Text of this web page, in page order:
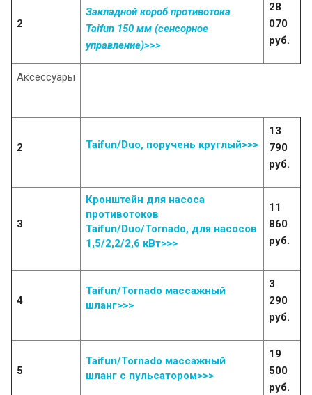
2
Закладной короб противотока
Taifun 150 мм (сенсорное
управление)>>>
28
070
руб.
Аксессуары
2 Taifun/Duo, поручень круглый>>>
13
790
руб.
3
Кронштейн для насоса
противотоков
Taifun/Duo/Tornado, для насосов
1,5/2,2/2,6 кВт>>>
11
860
руб.
4
Taifun/Tornado массажный
шланг>>>
3
290
руб.
5
Taifun/Tornado массажный
шланг с пульсатором>>>
19
500
руб.